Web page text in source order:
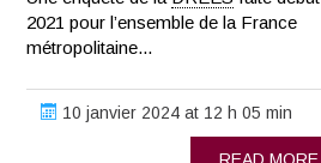
2021 pour l’ensemble de la France
métropolitaine...
10 janvier 2024 at 12 h 05 min